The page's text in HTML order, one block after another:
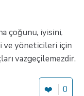
çoğunu, iyisini,
ve yöneticileri için
vazgeçilemezdir.
❤️ 0